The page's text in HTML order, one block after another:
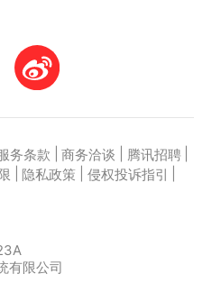
务条款 商务洽谈 腾讯招聘
隐私政策 侵权投诉指引
有限公司